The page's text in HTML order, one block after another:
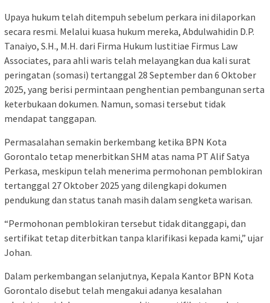
Upaya hukum telah ditempuh sebelum perkara ini dilaporkan
secara resmi. Melalui kuasa hukum mereka, Abdulwahidin D.P.
Tanaiyo, S.H., M.H. dari Firma Hukum Iustitiae Firmus Law
Associates, para ahli waris telah melayangkan dua kali surat
peringatan (somasi) tertanggal 28 September dan 6 Oktober
2025, yang berisi permintaan penghentian pembangunan serta
keterbukaan dokumen. Namun, somasi tersebut tidak
mendapat tanggapan.
Permasalahan semakin berkembang ketika BPN Kota
Gorontalo tetap menerbitkan SHM atas nama PT Alif Satya
Perkasa, meskipun telah menerima permohonan pemblokiran
tertanggal 27 Oktober 2025 yang dilengkapi dokumen
pendukung dan status tanah masih dalam sengketa warisan.
“Permohonan pemblokiran tersebut tidak ditanggapi, dan
sertifikat tetap diterbitkan tanpa klarifikasi kepada kami,” ujar
Johan.
Dalam perkembangan selanjutnya, Kepala Kantor BPN Kota
Gorontalo disebut telah mengakui adanya kesalahan